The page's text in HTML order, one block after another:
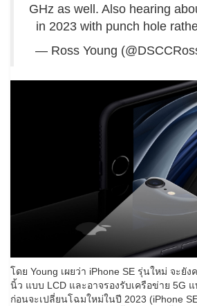
GHz as well. Also hearing
in 2023 with punch hole
— Ross Young
โดย Young เผยว่า iPhone SE รุ่นใหม่ จะยั
นิ้ว แบบ LCD และอาจรองรับเครือข่าย 5G
ก่อนจะเปลี่ยนโฉมใหม่ในปี 2023 (iPhone